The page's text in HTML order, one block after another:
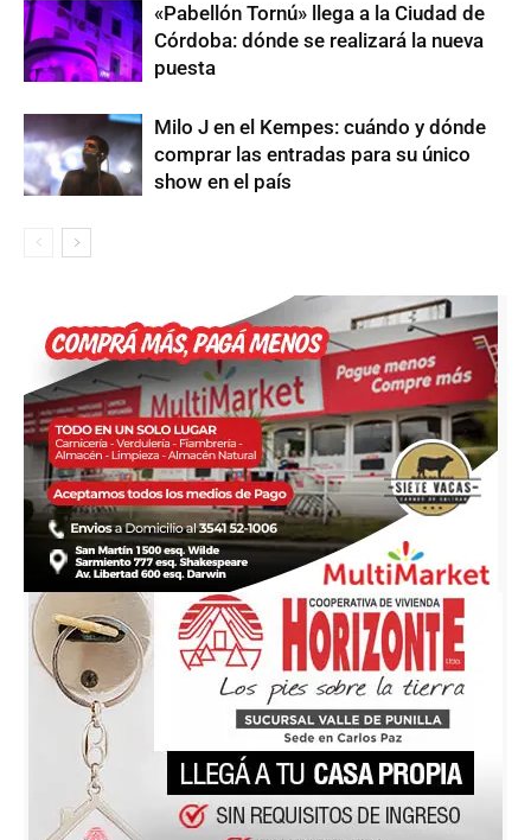
«Pabellón Tornú» llega a la Ciudad de
Córdoba: dónde se realizará la nueva
puesta
Milo J en el Kempes: cuándo y dónde
comprar las entradas para su único
show en el país